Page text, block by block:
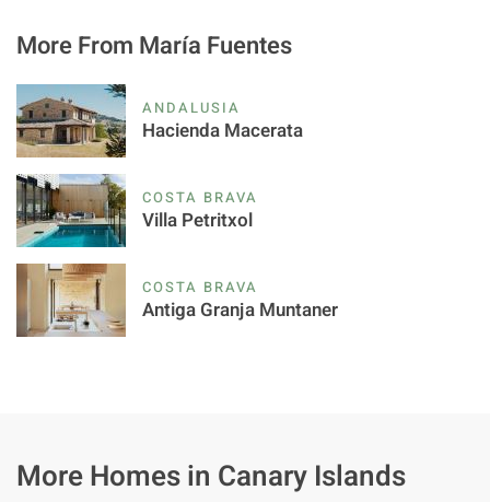
More From María Fuentes
ANDALUSIA
Hacienda Macerata
COSTA BRAVA
Villa Petritxol
COSTA BRAVA
Antiga Granja Muntaner
More Homes in Canary Islands